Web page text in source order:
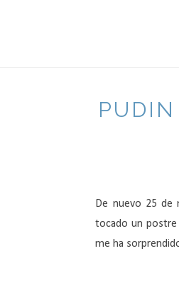
De nuevo 25 de
tocado un postre
me ha